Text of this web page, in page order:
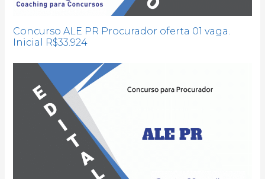
Concurso ALE PR Procurador oferta 01 vaga.
Inicial R$33.924